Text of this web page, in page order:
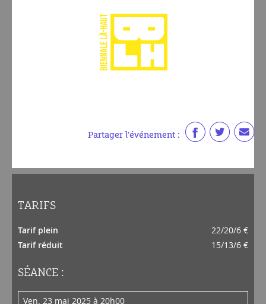
Partager l'événement :
TARIFS
Tarif plein
22/20/6 €
Tarif réduit
15/13/6 €
SÉANCE :
ven. 23 mai 2025 à 20h00